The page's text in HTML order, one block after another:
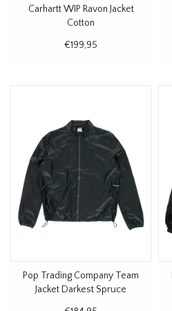
Carhartt WIP Ravon Jacket
Cotton
€199,95
Pop Trading Company Team
Jacket Darkest Spruce